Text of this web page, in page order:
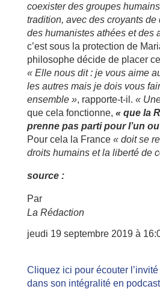
coexister des groupes
tradition, avec des croyants
des humanistes athées et des
c’est sous la protection de
philosophe décide de placer
« Elle nous dit : je vous aime
les autres mais je dois vous
ensemble », rapporte-t-il. «
que cela fonctionne, « que la
prenne pas parti pour l’un
Pour cela la France « doit se
droits humains et la liberté de
source :
Par
La Rédaction
jeudi 19 septembre 2019 à
Cliquez ici pour écouter l’invité
dans son intégralité en podcast